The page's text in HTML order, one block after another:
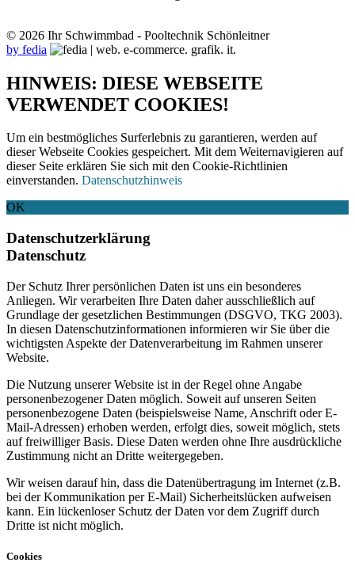
© 2026 Ihr Schwimmbad - Pooltechnik Schönleitner
by fedia
HINWEIS: DIESE WEBSEITE
VERWENDET COOKIES!
Um ein bestmögliches Surferlebnis zu garantieren, werden auf
dieser Webseite Cookies gespeichert. Mit dem Weiternavigieren auf
dieser Seite erklären Sie sich mit den Cookie-Richtlinien
einverstanden. Datenschutzhinweis
OK
Datenschutzerklärung
Datenschutz
Der Schutz Ihrer persönlichen Daten ist uns ein besonderes
Anliegen. Wir verarbeiten Ihre Daten daher ausschließlich auf
Grundlage der gesetzlichen Bestimmungen (DSGVO, TKG 2003).
In diesen Datenschutzinformationen informieren wir Sie über die
wichtigsten Aspekte der Datenverarbeitung im Rahmen unserer
Website.
Die Nutzung unserer Website ist in der Regel ohne Angabe
personenbezogener Daten möglich. Soweit auf unseren Seiten
personenbezogene Daten (beispielsweise Name, Anschrift oder E-
Mail-Adressen) erhoben werden, erfolgt dies, soweit möglich, stets
auf freiwilliger Basis. Diese Daten werden ohne Ihre ausdrückliche
Zustimmung nicht an Dritte weitergegeben.
Wir weisen darauf hin, dass die Datenübertragung im Internet (z.B.
bei der Kommunikation per E-Mail) Sicherheitslücken aufweisen
kann. Ein lückenloser Schutz der Daten vor dem Zugriff durch
Dritte ist nicht möglich.
Cookies